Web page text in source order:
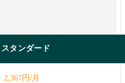
スタンダード
2,367円/月